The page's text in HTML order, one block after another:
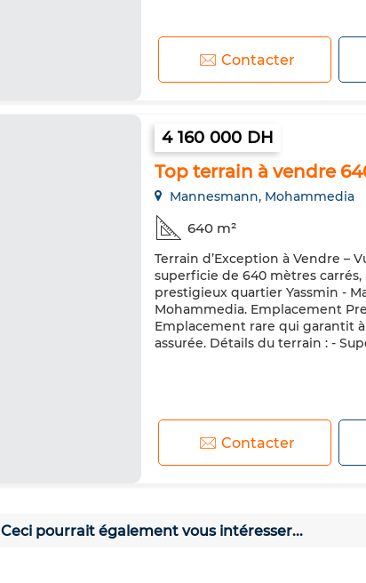
Contacter
4 160 000 DH
Top terrain à vendre
Mannesmann, Mohammedia
640 m²
Terrain d’Exception à Vendre –
superficie de 640 mètres
prestigieux quartier Yassmin -
Mohammedia. Emplacement
Emplacement rare qui garantit
assurée. Détails du terrain : -
Contacter
Ceci pourrait également vous intéresser...